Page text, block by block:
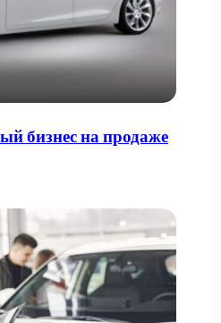
бизнес на продаже